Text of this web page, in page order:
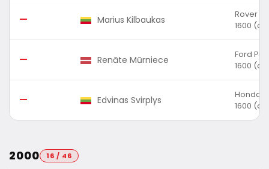
— Marius Kilbaukas
Rover
1600
— Renāte Mūrniece
Ford
1600
— Edvinas Svirplys
Honda
1600
2000 16 / 46